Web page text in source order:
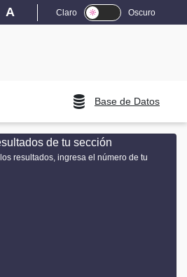
A Claro Oscuro
Base de Datos
de tu sección
resultados, ingresa el número de tu